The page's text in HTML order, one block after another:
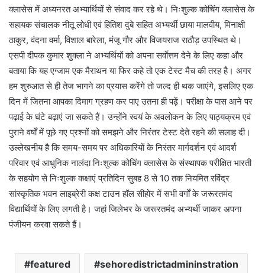
क्लासेस में अध्यनरत अभ्यार्थियों से संवाद कर रहे थे। निःशुल्क कोचिंग क्लासेस के
सहायक संचालक नीतू लोधी एवं हितिश दुबे सहित अभ्यर्थी छाया मालवीय, मिनाक्षी
ठाकुर, वंदना वर्मा, विशाल बारेला, मंजू गौर और विजयराज राठौड़ उपस्थित थे।
एसपी दीपक कुमार शुक्ला ने अभ्यर्थियों को अपना सर्वाेत्तम देने के लिए कहा और
बताया कि यह एग्जाम एक मैराथन या फिर कहे तो एक टेस्ट मैच की तरह है। अगर
हम शुरुआत से ही तेज भागने का प्रयास करेंगे तो जल्द ही थक जाएंगे, इसलिए एक
दिन में जितना आपका दिमाग ग्रहण कर पाए उतना ही पढ़ें। परीक्षा के पास आने पर
पढ़ाई के घंटे बढ़ाएं जा सकते हैं। उन्होंने स्वयं के अवलोकन के लिए पाठ्यक्रम एवं
पुराने वर्षों में पूछे गए प्रश्नों को समझने और निरंतर टेस्ट देते रहने की सलाह दी।
उल्लेखनीय है कि समय-समय पर अधिकारियों के निरंतर मार्गदर्शन एवं आदर्श
परिवार एवं आधुनिक नालंदा निःशुल्क कोचिंग क्लासेस के संस्थापक परीक्षित भारती
के सहयोग से निःशुल्क कक्षाएं प्रतिदिन सुबह 8 से 10 तक नियमित रविंद्र
सांस्कृतिक भवन लाइब्रेरी कक्ष टाउन हॉल सीहोर में सभी वर्गों के जरूरतमंद
विद्यार्थियों के लिए लगती है। जहां जिलेभर के जरूरतमंद अभ्यर्थी जाकर अपना
पंजीयन करवा सकते हैं।
featured sehoredistrictadmininstration